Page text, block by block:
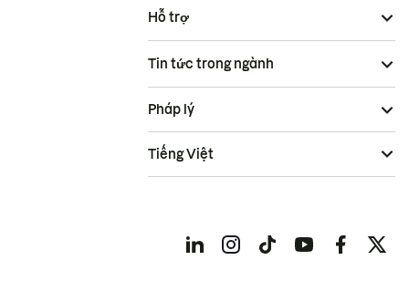
Hỗ trợ
Tin tức trong ngành
Pháp lý
Tiếng Việt